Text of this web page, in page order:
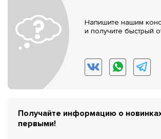
Напишите нашим
и получите быстрый
Получайте информацию о
первыми!